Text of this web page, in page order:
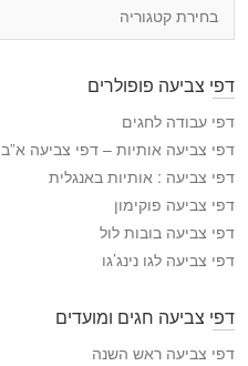
י
ה
צ
י
ע
ה
דפי צביעה פופולרים
דפי עבודה לחגים
דפי צביעה אותיות – דפי צביעה א”ב
דפי צביעה : אותיות באנגלית
דפי צביעה פוקימון
דפי צביעה בובות לול
דפי צביעה לגו נינג’גו
דפי צביעה חגים ומועדים
דפי צביעה ראש השנה